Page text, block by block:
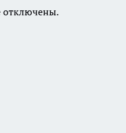
отключены.